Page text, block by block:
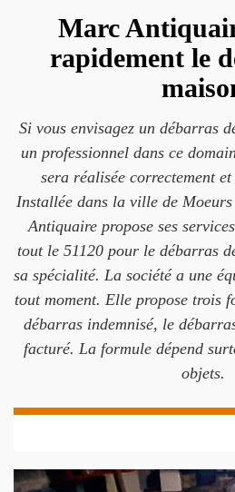
Marc
rapidement le
Si vous envisagez un débarras
un professionnel dans ce
sera réalisée correctement
Installée dans la ville de
Antiquaire propose ses
tout le 51120 pour le débarras
sa spécialité. La société a une
tout moment. Elle propose trois
débarras indemnisé, le
facturé. La formule dépend
objets.